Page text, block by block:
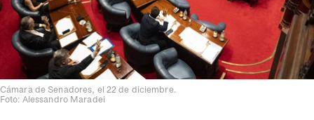
Cámara de Senadores, el 22 de diciembre.
Foto: Alessandro Maradei